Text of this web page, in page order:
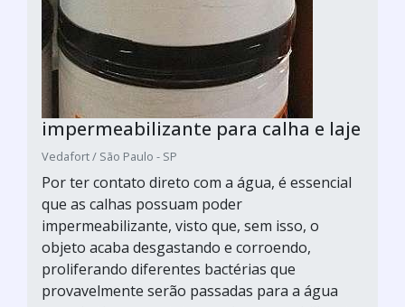
impermeabilizante para calha e laje
Vedafort / São Paulo - SP
Por ter contato direto com a água, é essencial
que as calhas possuam poder
impermeabilizante, visto que, sem isso, o
objeto acaba desgastando e corroendo,
proliferando diferentes bactérias que
provavelmente serão passadas para a água